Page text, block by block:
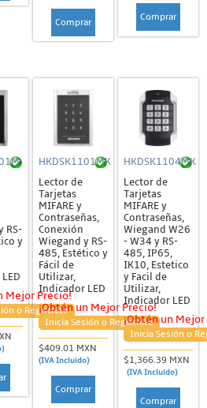
Comprar Comprar
RS-
y
Mejor Precio!
o Regístrate
HKDSK1101MK
Lector de
Tarjetas
MIFARE y
Contraseñas,
Conexión
Wiegand y RS-
485, Estético y
Fácil de
Utilizar,
Indicador LED
¡Obtén un Mejor Precio!
Inicia Sesión o Regístrate
$409.01 MXN
(IVA Incluido)
Comprar
HKDSK1104MK
Lector de
Tarjetas
MIFARE y
Contraseñas,
Wiegand W26
- W34 y RS-
485, IP65,
IK10, Estetico
y Facil de
Utilizar,
Indicador LED
¡Obtén un
Inicia Sesión o
$1,366.39 MXN
(IVA Incluido)
Comprar